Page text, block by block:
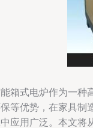
箱式电炉作为一种
等优势，在家具制
应用广泛。本文将